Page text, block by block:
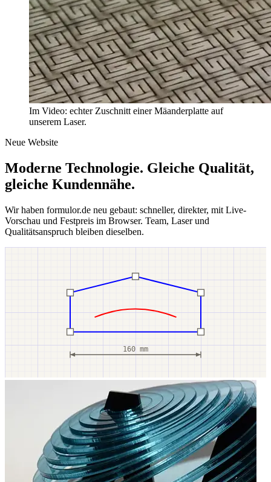
Im Video: echter Zuschnitt einer Mäanderplatte auf
unserem Laser.
Neue Website
Moderne Technologie. Gleiche Qualität,
gleiche Kundennähe.
Wir haben formulor.de neu gebaut: schneller, direkter, mit Live-
Vorschau und Festpreis im Browser. Team, Laser und
Qualitätsanspruch bleiben dieselben.
160 mm